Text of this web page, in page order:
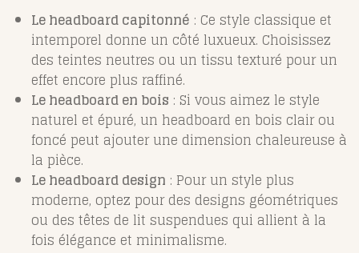
Le headboard capitonné : Ce style classique et
intemporel donne un côté luxueux. Choisissez
des teintes neutres ou un tissu texturé pour un
effet encore plus raffiné.
Le headboard en bois : Si vous aimez le style
naturel et épuré, un headboard en bois clair ou
foncé peut ajouter une dimension chaleureuse à
la pièce.
Le headboard design : Pour un style plus
moderne, optez pour des designs géométriques
ou des têtes de lit suspendues qui allient à la
fois élégance et minimalisme.